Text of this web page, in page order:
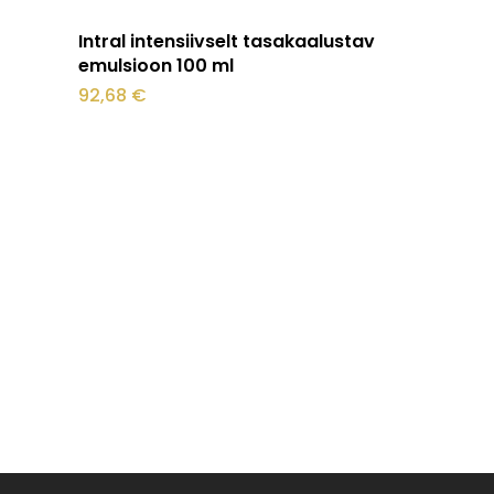
Lisa korvi
Intral intensiivselt tasakaalustav
emulsioon 100 ml
92,68 €